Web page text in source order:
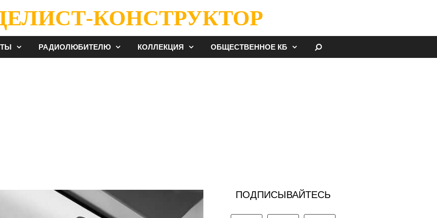
КОНСТРУКТОР
РАДИОЛЮБИТЕЛЮ КОЛЛЕКЦИЯ ОБЩЕСТВЕННОЕ КБ
ПОДПИСЫВАЙТЕСЬ